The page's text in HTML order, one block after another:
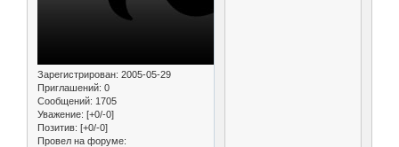
Зарегистрирован: 2005-05-29
Приглашений: 0
Сообщений: 1705
Уважение: [+0/-0]
Позитив: [+0/-0]
Провел на форуме: